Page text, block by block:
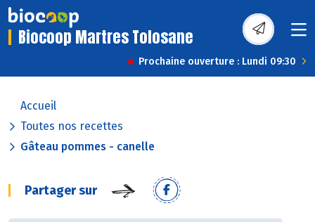
Biocoop Martres Tolosane
Prochaine ouverture : Lundi 09:30
Accueil
Toutes nos recettes
Gâteau pommes - canelle
Partager sur